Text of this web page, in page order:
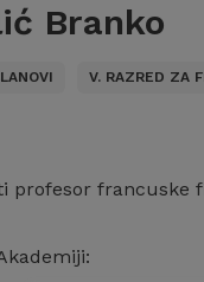
Branko
V. RAZRED ZA
profesor francuske